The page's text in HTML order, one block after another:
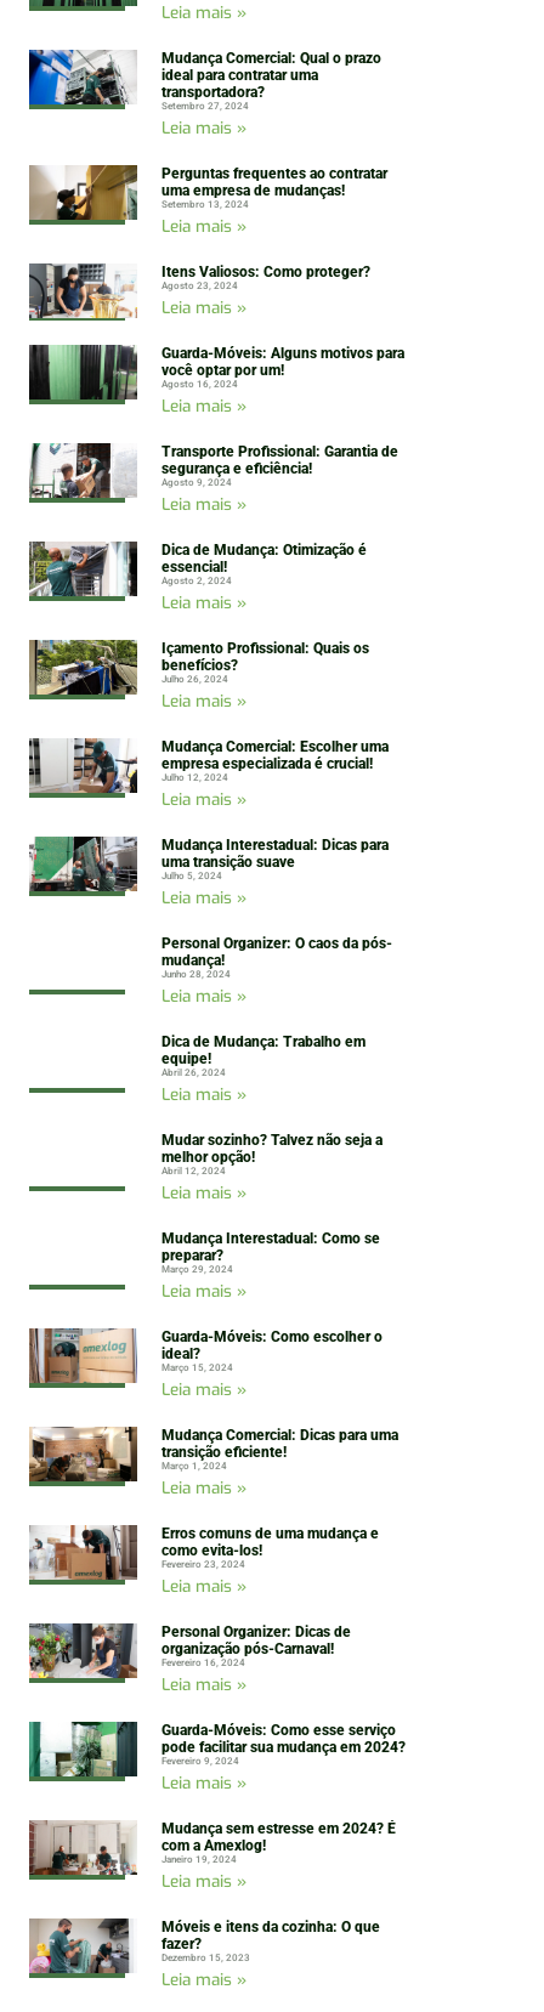
Leia mais »
Mudança Comercial: Qual o prazo
ideal para contratar uma
transportadora?
Setembro 27, 2024
Leia mais »
Perguntas frequentes ao contratar
uma empresa de mudanças!
Setembro 13, 2024
Leia mais »
Itens Valiosos: Como proteger?
Agosto 23, 2024
Leia mais »
Guarda-Móveis: Alguns motivos para
você optar por um!
Agosto 16, 2024
Leia mais »
Transporte Profissional: Garantia de
segurança e eficiência!
Agosto 9, 2024
Leia mais »
Dica de Mudança: Otimização é
essencial!
Agosto 2, 2024
Leia mais »
Içamento Profissional: Quais os
benefícios?
Julho 26, 2024
Leia mais »
Mudança Comercial: Escolher uma
empresa especializada é crucial!
Julho 12, 2024
Leia mais »
Mudança Interestadual: Dicas para
uma transição suave
Julho 5, 2024
Leia mais »
Personal Organizer: O caos da pós-
mudança!
Junho 28, 2024
Leia mais »
Dica de Mudança: Trabalho em
equipe!
Abril 26, 2024
Leia mais »
Mudar sozinho? Talvez não seja a
melhor opção!
Abril 12, 2024
Leia mais »
Mudança Interestadual: Como se
preparar?
Março 29, 2024
Leia mais »
Guarda-Móveis: Como escolher o
ideal?
Março 15, 2024
Leia mais »
Mudança Comercial: Dicas para uma
transição eficiente!
Março 1, 2024
Leia mais »
Erros comuns de uma mudança e
como evita-los!
Fevereiro 23, 2024
Leia mais »
Personal Organizer: Dicas de
organização pós-Carnaval!
Fevereiro 16, 2024
Leia mais »
Guarda-Móveis: Como esse serviço
pode facilitar sua mudança em 2024?
Fevereiro 9, 2024
Leia mais »
Mudança sem estresse em 2024? É
com a Amexlog!
Janeiro 19, 2024
Leia mais »
Móveis e itens da cozinha: O que
fazer?
Dezembro 15, 2023
Leia mais »